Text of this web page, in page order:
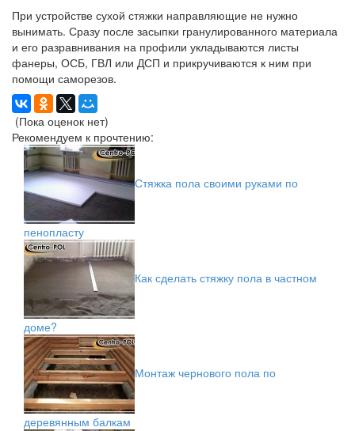
При устройстве сухой стяжки направляющие не нужно
вынимать. Сразу после засыпки гранулированного материала
и его разравнивания на профили укладываются листы
фанеры, ОСБ, ГВЛ или ДСП и прикручиваются к ним при
помощи саморезов.
(Пока оценок нет)
Рекомендуем к прочтению:
Стяжка пола своими руками по
пенопласту
Как сделать стяжку пола в частном
доме?
Монтаж чернового пола по
деревянным балкам